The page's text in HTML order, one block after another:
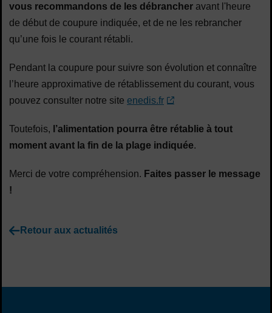
vous recommandons de les débrancher avant l'heure
de début de coupure indiquée, et de ne les rebrancher
qu’une fois le courant rétabli.
Pendant la coupure pour suivre son évolution et connaître
l’heure approximative de rétablissement du courant, vous
pouvez consulter notre site enedis.fr
Toutefois, l’alimentation pourra être rétablie à tout
moment avant la fin de la plage indiquée.
Merci de votre compréhension. Faites passer le message
!
Retour aux actualités